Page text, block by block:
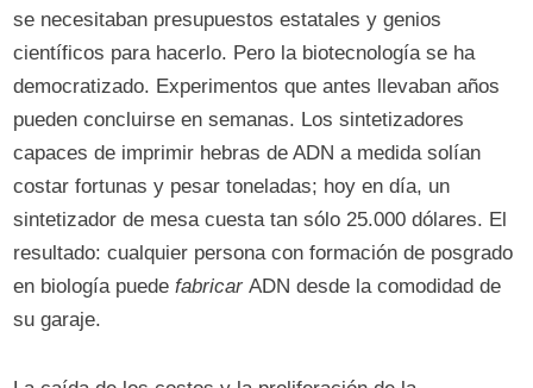
se necesitaban presupuestos estatales y genios
científicos para hacerlo. Pero la biotecnología se ha
democratizado. Experimentos que antes llevaban años
pueden concluirse en semanas. Los sintetizadores
capaces de imprimir hebras de ADN a medida solían
costar fortunas y pesar toneladas; hoy en día, un
sintetizador de mesa cuesta tan sólo 25.000 dólares. El
resultado: cualquier persona con formación de posgrado
en biología puedefabricar ADN desde la comodidad de
su garaje.